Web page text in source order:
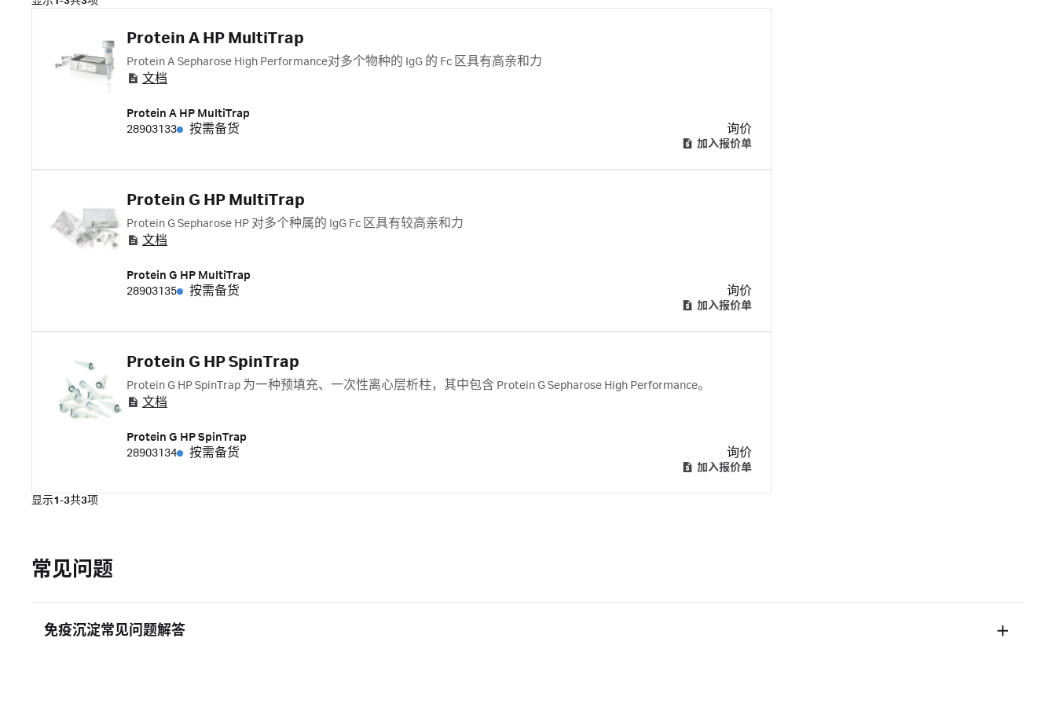
Protein A HP MultiTrap
Protein A Sepharose High Performance对多个物种的 IgG 的 Fc 区具有高亲和力
文档
Protein A HP MultiTrap
28903133
按需备货 询价
加入报价单
Protein G HP MultiTrap
Protein G Sepharose HP 对多个种属的 IgG Fc 区具有较高亲和力
文档
Protein G HP MultiTrap
28903135
按需备货 询价
加入报价单
Protein G HP SpinTrap
Protein G HP SpinTrap 为一种预填充、一次性离心层析柱，其中包含 Protein G Sepharose High Performance。
文档
Protein G HP SpinTrap
28903134
按需备货 询价
加入报价单
显示1-3共3项
常见问题
免疫沉淀常见问题解答